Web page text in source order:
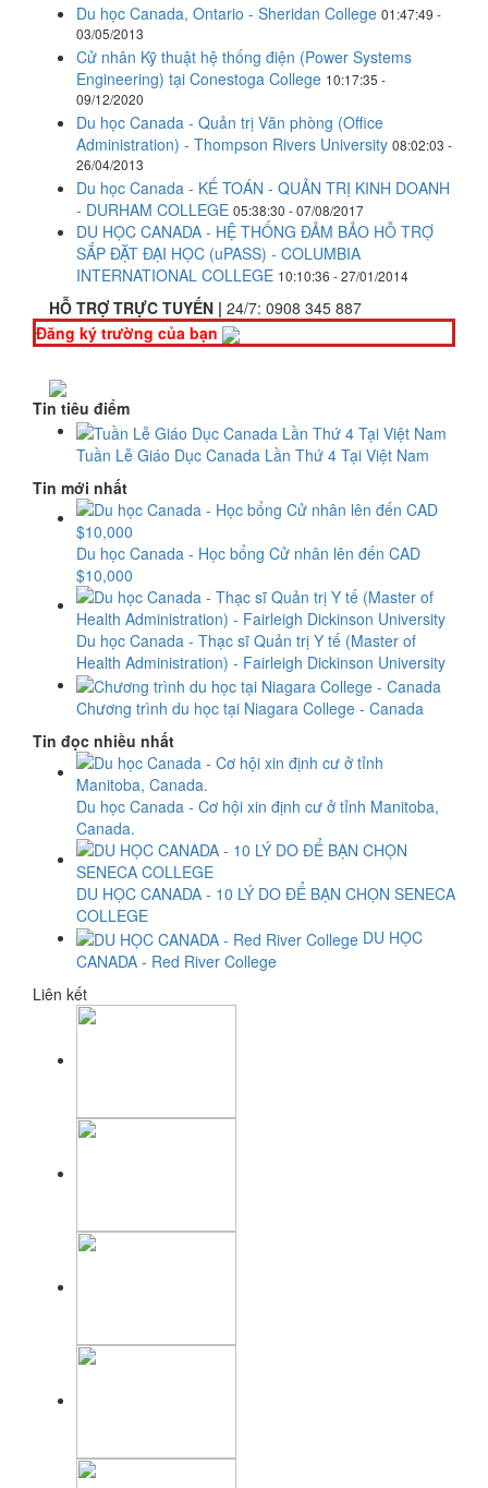
Du học Canada, Ontario - Sheridan College 01:47:49 -
03/05/2013
Cử nhân Kỹ thuật hệ thống điện (Power Systems
Engineering) tại Conestoga College 10:17:35 -
09/12/2020
Du học Canada - Quản trị Văn phòng (Office
Administration) - Thompson Rivers University 08:02:03 -
26/04/2013
Du học Canada - KẾ TOÁN - QUẢN TRỊ KINH DOANH
- DURHAM COLLEGE 05:38:30 - 07/08/2017
DU HỌC CANADA - HỆ THỐNG ĐẢM BẢO HỖ TRỢ
SẮP ĐẶT ĐẠI HỌC (uPASS) - COLUMBIA
INTERNATIONAL COLLEGE 10:10:36 - 27/01/2014
HỖ TRỢ TRỰC TUYẾN | 24/7: 0908 345 887
Đăng ký trường của bạn
Tin tiêu điểm
Tuần Lễ Giáo Dục Canada Lần Thứ 4 Tại Việt Nam
Tin mới nhất
Du học Canada - Học bổng Cử nhân lên đến CAD
$10,000
Du học Canada - Thạc sĩ Quản trị Y tế (Master of
Health Administration) - Fairleigh Dickinson University
Chương trình du học tại Niagara College - Canada
Tin đọc nhiều nhất
Du học Canada - Cơ hội xin định cư ở tỉnh Manitoba,
Canada.
DU HỌC CANADA - 10 LÝ DO ĐỂ BẠN CHỌN SENECA
COLLEGE
DU HỌC
CANADA - Red River College
Liên kết